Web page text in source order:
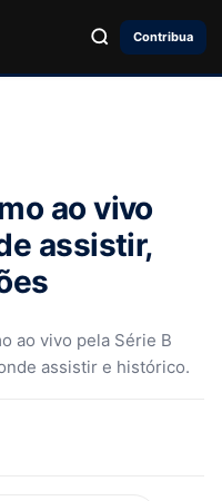
Contribua
ao vivo
assistir,
ao vivo pela Série B
assistir e histórico.